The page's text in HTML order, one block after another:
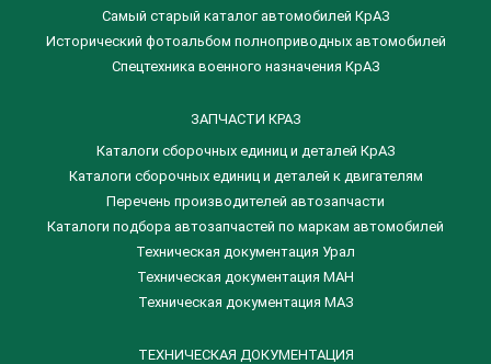
Самый старый каталог автомобилей КрАЗ
Исторический фотоальбом полноприводных автомобилей
Спецтехника военного назначения КрАЗ
ЗАПЧАСТИ КРАЗ
Каталоги сборочных единиц и деталей КрАЗ
​Каталоги сборочных единиц и деталей к двигателям
Перечень производителей автозапчасти
Каталоги подбора автозапчастей по маркам автомобилей
Техническая документация Урал
Техническая документация МАН
Техническая документация МАЗ
ТЕХНИЧЕСКАЯ ДОКУМЕНТАЦИЯ